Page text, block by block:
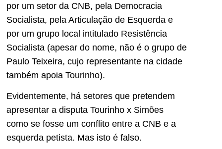
por um setor da CNB, pela Democracia
Socialista, pela Articulação de Esquerda e
por um grupo local intitulado Resistência
Socialista (apesar do nome, não é o grupo de
Paulo Teixeira, cujo representante na cidade
também apoia Tourinho).
Evidentemente, há setores que pretendem
apresentar a disputa Tourinho x Simões
como se fosse um conflito entre a CNB e a
esquerda petista. Mas isto é falso.